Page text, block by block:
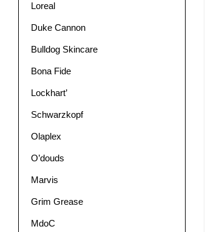
Loreal
Duke Cannon
Bulldog Skincare
Bona Fide
Lockhart’
Schwarzkopf
Olaplex
O’douds
Marvis
Grim Grease
MdoC